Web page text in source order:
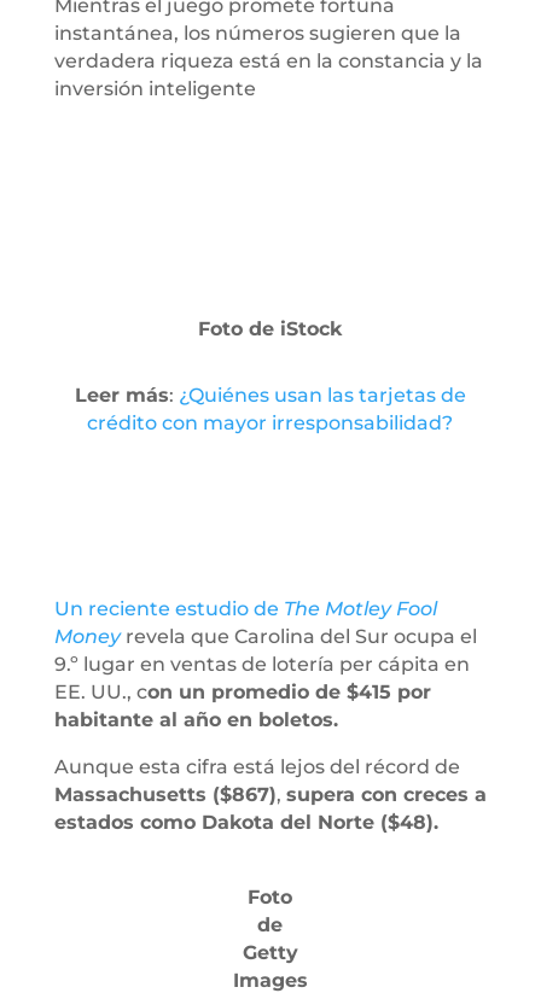
Mientras el juego promete fortuna
instantánea, los números sugieren que la
verdadera riqueza está en la constancia y la
inversión inteligente
Foto de iStock
Leer más: ¿Quiénes usan las tarjetas de
crédito con mayor irresponsabilidad?
Un reciente estudio de The Motley Fool
Moneyrevela que Carolina del Sur ocupa el
9.º lugar en ventas de lotería per cápita en
EE. UU., con un promedio de $415 por
habitante al año en boletos.
Aunque esta cifra está lejos del récord de
Massachusetts ($867), supera con creces a
estados como Dakota del Norte ($48).
Foto
de
Getty
Images